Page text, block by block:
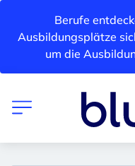
Berufe
Ausbildungsplätze
um die